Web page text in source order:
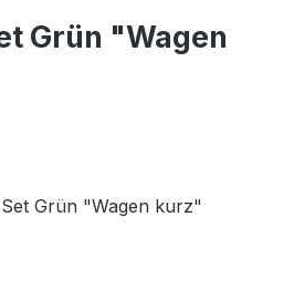
Grün "Wagen